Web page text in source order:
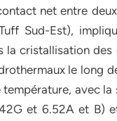
net entre
Sud-Est),
cristallisation
le long
avec
et 6.52A et B)